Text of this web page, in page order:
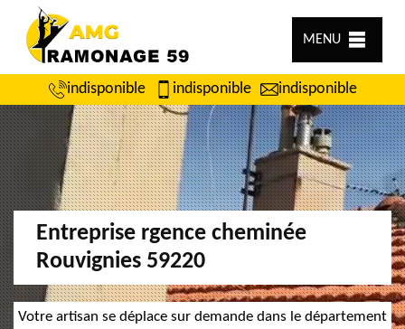
MENU
indisponible indisponible indisponible
Entreprise rgence cheminée
Rouvignies 59220
Votre artisan se déplace sur demande dans le département